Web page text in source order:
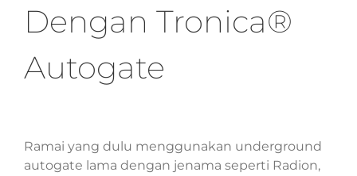
Dengan Tronica®
Autogate
Ramai yang dulu menggunakan underground
autogate lama dengan jenama seperti Radion,